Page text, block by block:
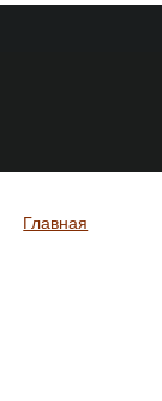
Вы здесь
Главная